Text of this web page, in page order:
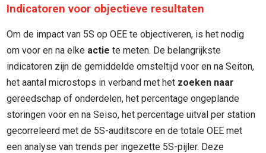
Indicatoren voor objectieve resultaten
Om de impact van 5S op OEE te objectiveren, is het nodig
om voor en na elke actie te meten. De belangrijkste
indicatoren zijn de gemiddelde omsteltijd voor en na Seiton,
het aantal microstops in verband met het zoeken naar
gereedschap of onderdelen, het percentage ongeplande
storingen voor en na Seiso, het percentage uitval per station
gecorreleerd met de 5S-auditscore en de totale OEE met
een analyse van trends per ingezette 5S-pijler. Deze